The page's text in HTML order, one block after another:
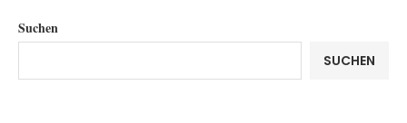
Suchen
SUCHEN